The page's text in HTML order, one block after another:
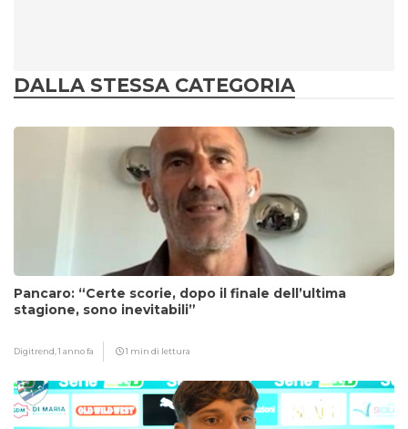
DALLA STESSA CATEGORIA
Pancaro: “Certe scorie, dopo il finale dell’ultima
stagione, sono inevitabili”
Digitrend,1 anno fa 1 min di lettura